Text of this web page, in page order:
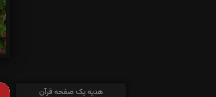
هدیه یک صفحه قرآن